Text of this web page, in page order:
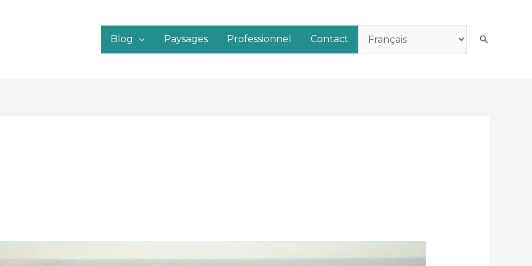
Blog Paysages Professionnel Contact